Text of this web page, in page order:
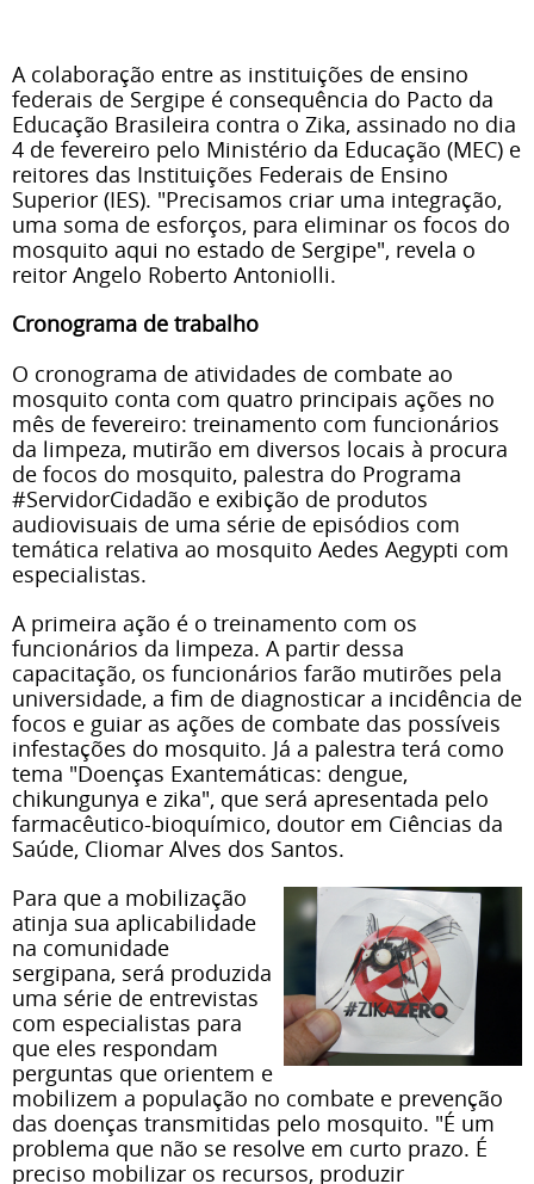
A colaboração entre as instituições de ensino
federais de Sergipe é consequência do Pacto da
Educação Brasileira contra o Zika, assinado no dia
4 de fevereiro pelo Ministério da Educação (MEC) e
reitores das Instituições Federais de Ensino
Superior (IES). "Precisamos criar uma integração,
uma soma de esforços, para eliminar os focos do
mosquito aqui no estado de Sergipe", revela o
reitor Angelo Roberto Antoniolli.
Cronograma de trabalho
O cronograma de atividades de combate ao
mosquito conta com quatro principais ações no
mês de fevereiro: treinamento com funcionários
da limpeza, mutirão em diversos locais à procura
de focos do mosquito, palestra do Programa
#ServidorCidadão e exibição de produtos
audiovisuais de uma série de episódios com
temática relativa ao mosquito Aedes Aegypti com
especialistas.
A primeira ação é o treinamento com os
funcionários da limpeza. A partir dessa
capacitação, os funcionários farão mutirões pela
universidade, a fim de diagnosticar a incidência de
focos e guiar as ações de combate das possíveis
infestações do mosquito. Já a palestra terá como
tema "Doenças Exantemáticas: dengue,
chikungunya e zika", que será apresentada pelo
farmacêutico-bioquímico, doutor em Ciências da
Saúde, Cliomar Alves dos Santos.
Para que a mobilização
atinja sua aplicabilidade
na comunidade
sergipana, será produzida
uma série de entrevistas
com especialistas para
que eles respondam
perguntas que orientem e
mobilizem a população no combate e prevenção
das doenças transmitidas pelo mosquito. "É um
problema que não se resolve em curto prazo. É
preciso mobilizar os recursos, produzir